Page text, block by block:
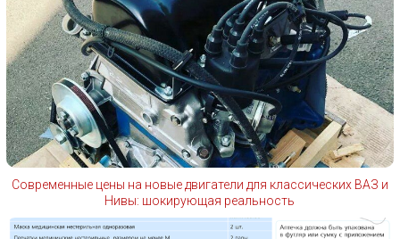
Современные цены на новые двигатели для классических ВАЗ и
Нивы: шокирующая реальность